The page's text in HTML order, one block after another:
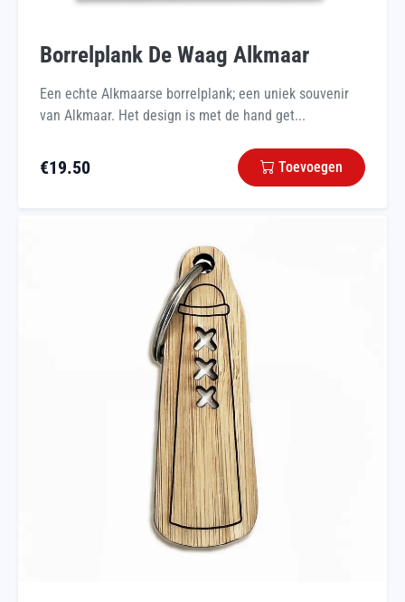
Borrelplank De Waag Alkmaar
Een echte Alkmaarse borrelplank; een uniek souvenir
van Alkmaar. Het design is met de hand get...
€19.50 Toevoegen